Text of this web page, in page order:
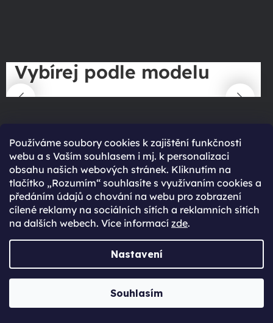
Používáme soubory cookies k zajištění funkčnosti
webu a s Vaším souhlasem i mj. k personalizaci
obsahu našich webových stránek. Kliknutím na
tlačítko „Rozumím“ souhlasíte s využívaním cookies a
předáním údajů o chování na webu pro zobrazení
cílené reklamy na sociálních sítích a reklamních sítích
na dalších webech. Více informací zde.
Nastavení
Souhlasím
Vybírej podle modelu
Novinky ze světa technologií
Přejít do magazínu